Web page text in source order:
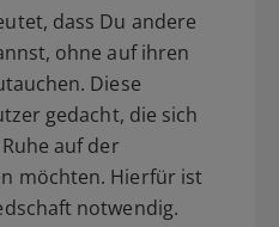
dass Du andere
ohne auf ihren
Diese
gedacht, die sich
auf der
möchten. Hierfür ist
notwendig.